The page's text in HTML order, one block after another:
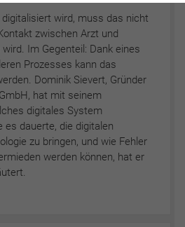
wird, muss das nicht
zwischen Arzt und
Im Gegenteil: Dank eines
Prozesses kann das
Dominik Sievert, Gründer
hat mit seinem
digitales System
es dauerte, die digitalen
zu bringen, und wie Fehler
werden können, hat er